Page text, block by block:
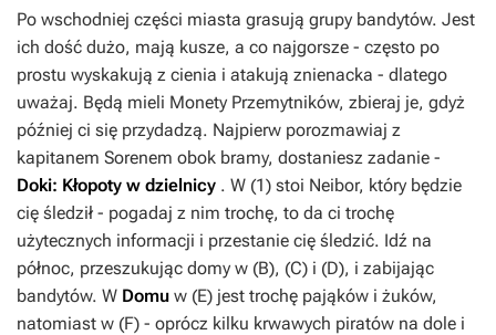
Po wschodniej części miasta grasują grupy bandytów. Jest
ich dość dużo, mają kusze, a co najgorsze - często po
prostu wyskakują z cienia i atakują znienacka - dlatego
uważaj. Będą mieli Monety Przemytników, zbieraj je, gdyż
później ci się przydadzą. Najpierw porozmawiaj z
kapitanem Sorenem obok bramy, dostaniesz zadanie -
Doki: Kłopoty w dzielnicy . W (1) stoi Neibor, który będzie
cię śledził - pogadaj z nim trochę, to da ci trochę
użytecznych informacji i przestanie cię śledzić. Idź na
północ, przeszukując domy w (B), (C) i (D), i zabijając
bandytów. W Domu w (E) jest trochę pająków i żuków,
natomiast w (F) - oprócz kilku krwawych piratów na dole i